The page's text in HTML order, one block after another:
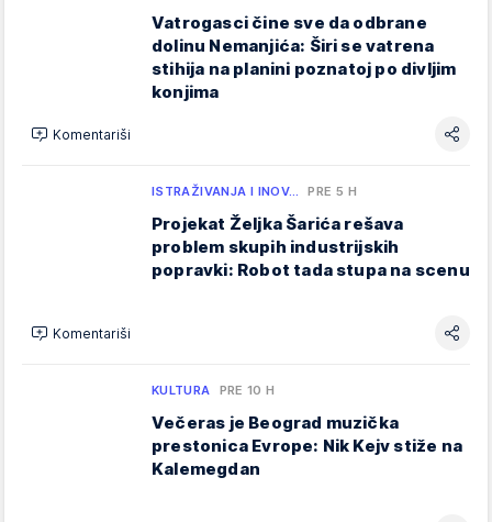
Vatrogasci čine sve da odbrane
dolinu Nemanjića: Širi se vatrena
stihija na planini poznatoj po divljim
konjima
Komentariši
ISTRAŽIVANJA I INOV… PRE 5 H
Projekat Željka Šarića rešava
problem skupih industrijskih
popravki: Robot tada stupa na scenu
Komentariši
KULTURA PRE 10 H
Večeras je Beograd muzička
prestonica Evrope: Nik Kejv stiže na
Kalemegdan